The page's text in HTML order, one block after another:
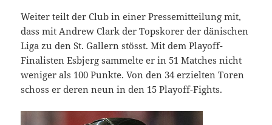
Weiter teilt der Club in einer Pressemitteilung mit,
dass mit Andrew Clark der Topskorer der dänischen
Liga zu den St. Gallern stösst. Mit dem Playoff-
Finalisten Esbjerg sammelte er in 51 Matches nicht
weniger als 100 Punkte. Von den 34 erzielten Toren
schoss er deren neun in den 15 Playoff-Fights.